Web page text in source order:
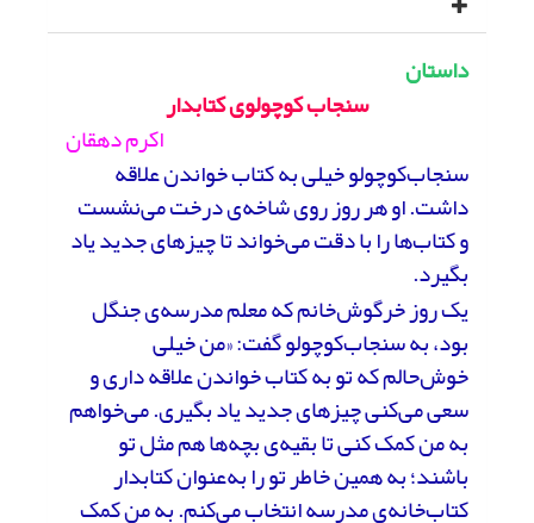
داستان
سنجاب کوچولوی کتابدار
اکرم دهقان
سنجاب‌کوچولو خیلی به کتاب خواندن علاقه
داشت. او هر روز روی شاخه‌ی درخت می‌نشست
و کتاب‌ها را با دقت می‌خواند تا چیزهای جدید یاد
بگیرد.
یک روز خرگوش‌خانم که معلم مدرسه‌ی جنگل
بود، به سنجاب‌کوچولو گفت: «من خیلی
خوش‌حالم که تو به کتاب خواندن علاقه داری و
سعی می‌کنی چیزهای جدید یاد بگیری. می‌خواهم
به من کمک کنی تا بقیه‌ی بچه‌ها هم مثل تو
باشند؛ به همین خاطر تو را به‌عنوان کتابدار
کتاب‌خانه‌ی مدرسه انتخاب می‌کنم. به من کمک